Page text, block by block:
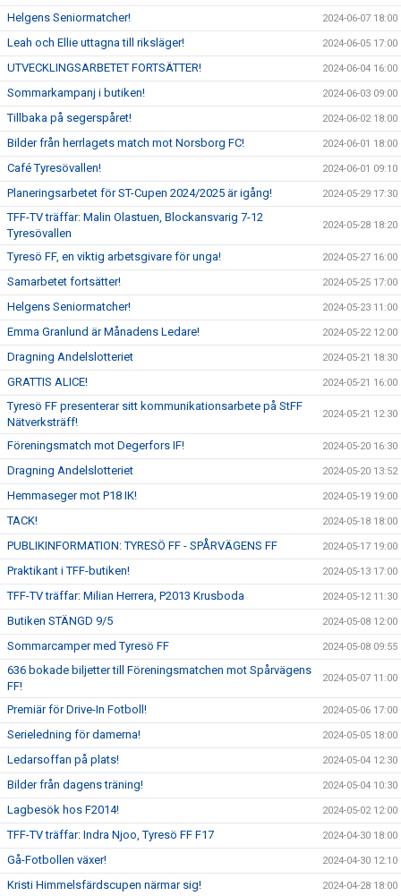
Helgens Seniormatcher! 2024-06-07 18:00
Leah och Ellie uttagna till riksläger! 2024-06-05 17:00
UTVECKLINGSARBETET FORTSÄTTER! 2024-06-04 16:00
Sommarkampanj i butiken! 2024-06-03 09:00
Tillbaka på segerspåret! 2024-06-02 18:00
Bilder från herrlagets match mot Norsborg FC! 2024-06-01 18:00
Café Tyresövallen! 2024-06-01 09:10
Planeringsarbetet för ST-Cupen 2024/2025 är igång! 2024-05-29 17:30
TFF-TV träffar: Malin Olastuen, Blockansvarig 7-12
Tyresövallen
2024-05-28 18:20
Tyresö FF, en viktig arbetsgivare för unga! 2024-05-27 16:00
Samarbetet fortsätter! 2024-05-25 17:00
Helgens Seniormatcher! 2024-05-23 11:00
Emma Granlund är Månadens Ledare! 2024-05-22 12:00
Dragning Andelslotteriet 2024-05-21 18:30
GRATTIS ALICE! 2024-05-21 16:00
Tyresö FF presenterar sitt kommunikationsarbete på StFF
Nätverksträff!
2024-05-21 12:30
Föreningsmatch mot Degerfors IF! 2024-05-20 16:30
Dragning Andelslotteriet 2024-05-20 13:52
Hemmaseger mot P18 IK! 2024-05-19 19:00
TACK! 2024-05-18 18:00
PUBLIKINFORMATION: TYRESÖ FF - SPÅRVÄGENS FF 2024-05-17 19:00
Praktikant i TFF-butiken! 2024-05-13 17:00
TFF-TV träffar: Milian Herrera, P2013 Krusboda 2024-05-12 11:30
Butiken STÄNGD 9/5 2024-05-08 12:00
Sommarcamper med Tyresö FF 2024-05-08 09:55
636 bokade biljetter till Föreningsmatchen mot Spårvägens
FF!
2024-05-07 11:00
Premiär för Drive-In Fotboll! 2024-05-06 17:00
Serieledning för damerna! 2024-05-05 18:00
Ledarsoffan på plats! 2024-05-04 12:30
Bilder från dagens träning! 2024-05-04 10:30
Lagbesök hos F2014! 2024-05-02 12:00
TFF-TV träffar: Indra Njoo, Tyresö FF F17 2024-04-30 18:00
Gå-Fotbollen växer! 2024-04-30 12:10
Kristi Himmelsfärdscupen närmar sig! 2024-04-28 18:00